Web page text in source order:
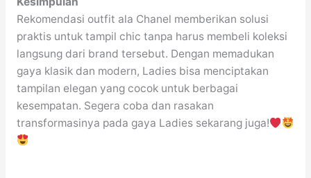
Rekomendasi outfit ala Chanel memberikan solusi
praktis untuk tampil chic tanpa harus membeli koleksi
langsung dari brand tersebut. Dengan memadukan
gaya klasik dan modern, Ladies bisa menciptakan
tampilan elegan yang cocok untuk berbagai
kesempatan. Segera coba dan rasakan
transformasinya pada gaya Ladies sekarang juga!